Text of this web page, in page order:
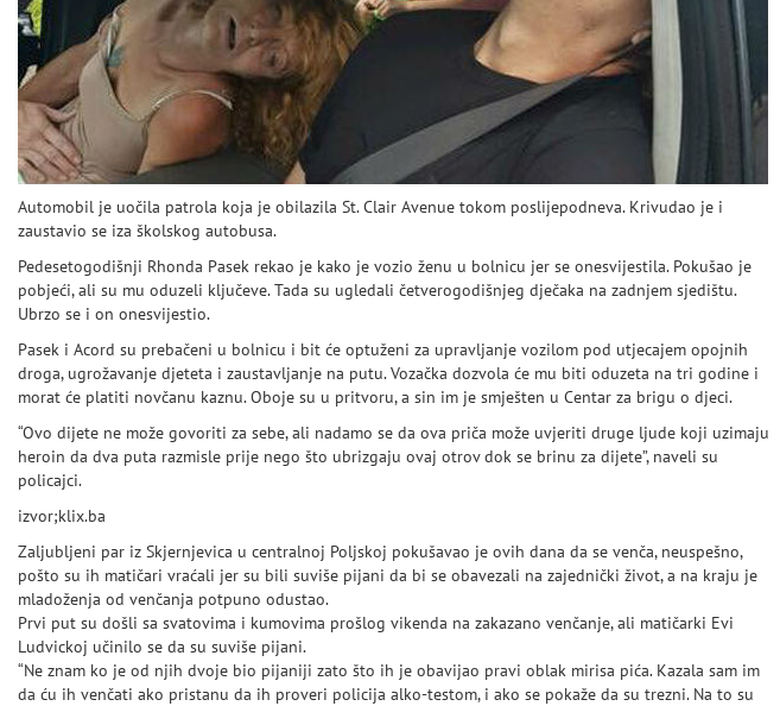
Automobil je uočila patrola koja je obilazila St. Clair Avenue tokom poslijepodneva. Krivudao je i
zaustavio se iza školskog autobusa.
Pedesetogodišnji Rhonda Pasek rekao je kako je vozio ženu u bolnicu jer se onesvijestila. Pokušao je
pobjeći, ali su mu oduzeli ključeve. Tada su ugledali četverogodišnjeg dječaka na zadnjem sjedištu.
Ubrzo se i on onesvijestio.
Pasek i Acord su prebačeni u bolnicu i bit će optuženi za upravljanje vozilom pod utjecajem opojnih
droga, ugrožavanje djeteta i zaustavljanje na putu. Vozačka dozvola će mu biti oduzeta na tri godine i
morat će platiti novčanu kaznu. Oboje su u pritvoru, a sin im je smješten u Centar za brigu o djeci.
“Ovo dijete ne može govoriti za sebe, ali nadamo se da ova priča može uvjeriti druge ljude koji uzimaju
heroin da dva puta razmisle prije nego što ubrizgaju ovaj otrov dok se brinu za dijete”, naveli su
policajci.
izvor;klix.ba
Zaljubljeni par iz Skjernjevica u centralnoj Poljskoj pokušavao je ovih dana da se venča, neuspešno,
pošto su ih matičari vraćali jer su bili suviše pijani da bi se obavezali na zajednički život, a na kraju je
mladoženja od venčanja potpuno odustao.
Prvi put su došli sa svatovima i kumovima prošlog vikenda na zakazano venčanje, ali matičarki Evi
Ludvickoj učinilo se da su suviše pijani.
“Ne znam ko je od njih dvoje bio pijaniji zato što ih je obavijao pravi oblak mirisa pića. Kazala sam im
da ću ih venčati ako pristanu da ih proveri policija alko-testom, i ako se pokaže da su trezni. Na to su